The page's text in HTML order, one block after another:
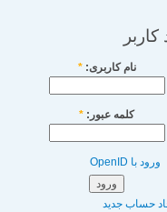
کاربر
نام کاربری:*
کلمه عبور: *
ورود با OpenID
حساب جدید